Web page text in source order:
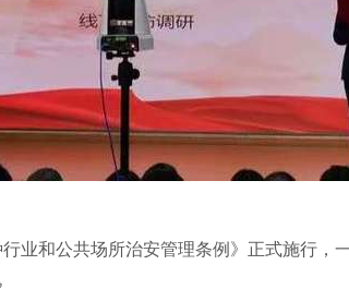
业和公共场所治安管理条例》正式施行，